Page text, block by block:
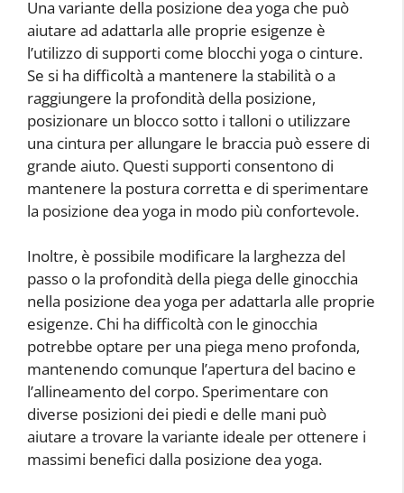
Una variante della posizione dea yoga che può
aiutare ad adattarla alle proprie esigenze è
l’utilizzo di supporti come blocchi yoga o cinture.
Se si ha difficoltà a mantenere la stabilità o a
raggiungere la profondità della posizione,
posizionare un blocco sotto i talloni o utilizzare
una cintura per allungare le braccia può essere di
grande aiuto. Questi supporti consentono di
mantenere la postura corretta e di sperimentare
la posizione dea yoga in modo più confortevole.
Inoltre, è possibile modificare la larghezza del
passo o la profondità della piega delle ginocchia
nella posizione dea yoga per adattarla alle proprie
esigenze. Chi ha difficoltà con le ginocchia
potrebbe optare per una piega meno profonda,
mantenendo comunque l’apertura del bacino e
l’allineamento del corpo. Sperimentare con
diverse posizioni dei piedi e delle mani può
aiutare a trovare la variante ideale per ottenere i
massimi benefici dalla posizione dea yoga.